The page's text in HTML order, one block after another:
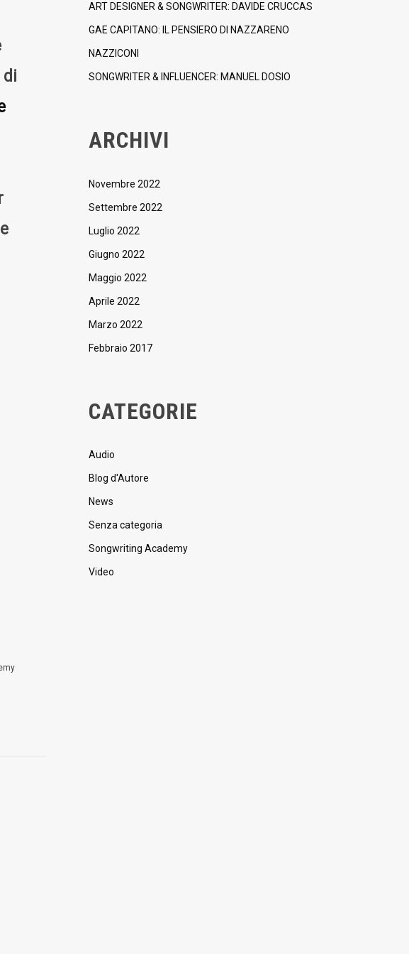
ART DESIGNER & SONGWRITER: DAVIDE CRUCCAS
GAE CAPITANO: IL PENSIERO DI NAZZARENO
NAZZICONI
SONGWRITER & INFLUENCER: MANUEL DOSIO
ARCHIVI
Novembre 2022
Settembre 2022
Luglio 2022
Giugno 2022
Maggio 2022
Aprile 2022
Marzo 2022
Febbraio 2017
CATEGORIE
Audio
Blog d'Autore
News
Senza categoria
Songwriting Academy
Video